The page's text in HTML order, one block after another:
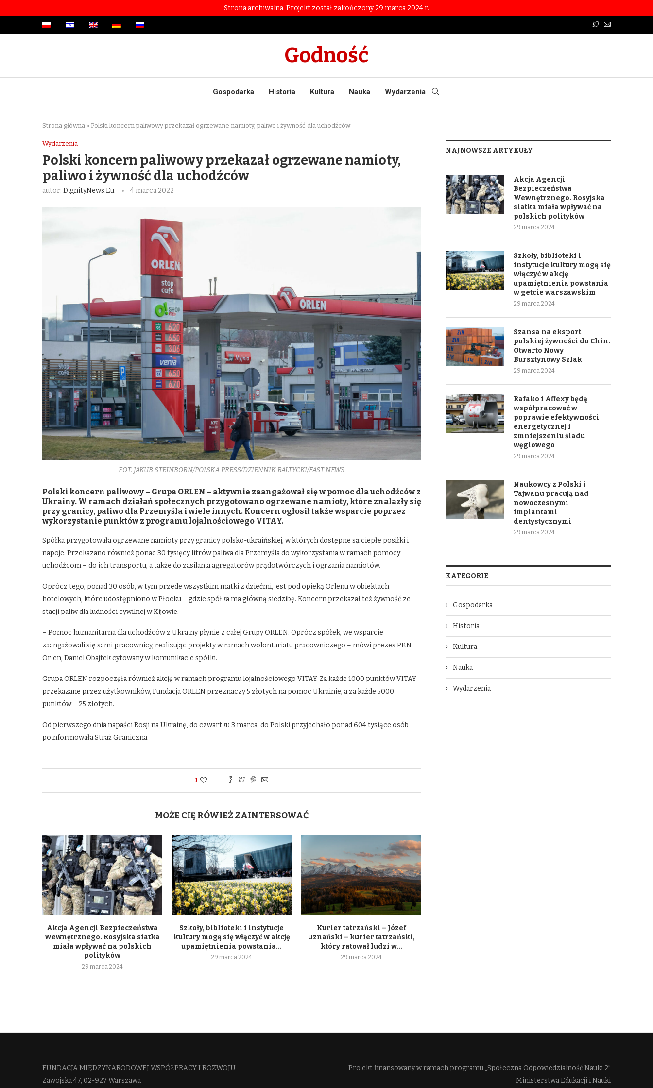
Strona archiwalna. Projekt został zakończony 29 marca 2024 r.
Godność
Gospodarka Historia Kultura Nauka Wydarzenia
Strona główna » Polski koncern paliwowy przekazał ogrzewane namioty, paliwo i żywność dla uchodźców
Wydarzenia
Polski koncern paliwowy przekazał ogrzewane namioty,
paliwo i żywność dla uchodźców
autor: DignityNews.eu 4 marca 2022
FOT. JAKUB STEINBORN/POLSKA PRESS/DZIENNIK BALTYCKI/EAST NEWS
Polski koncern paliwowy – Grupa ORLEN – aktywnie zaangażował się w pomoc dla uchodźców z
Ukrainy. W ramach działań społecznych przygotowano ogrzewane namioty, które znalazły się
przy granicy, paliwo dla Przemyśla i wiele innych. Koncern ogłosił także wsparcie poprzez
wykorzystanie punktów z programu lojalnościowego VITAY.
Spółka przygotowała ogrzewane namioty przy granicy polsko-ukraińskiej, w których dostępne są ciepłe posiłki i
napoje. Przekazano również ponad 30 tysięcy litrów paliwa dla Przemyśla do wykorzystania w ramach pomocy
uchodźcom – do ich transportu, a także do zasilania agregatorów prądotwórczych i ogrzania namiotów.
Oprócz tego, ponad 30 osób, w tym przede wszystkim matki z dziećmi, jest pod opieką Orlenu w obiektach
hotelowych, które udostępniono w Płocku – gdzie spółka ma główną siedzibę. Koncern przekazał też żywność ze
stacji paliw dla ludności cywilnej w Kijowie.
– Pomoc humanitarna dla uchodźców z Ukrainy płynie z całej Grupy ORLEN. Oprócz spółek, we wsparcie
zaangażowali się sami pracownicy, realizując projekty w ramach wolontariatu pracowniczego – mówi prezes PKN
Orlen, Daniel Obajtek cytowany w komunikacie spółki.
Grupa ORLEN rozpoczęła również akcję w ramach programu lojalnościowego VITAY. Za każde 1000 punktów VITAY
przekazane przez użytkowników, Fundacja ORLEN przeznaczy 5 złotych na pomoc Ukrainie, a za każde 5000
punktów – 25 złotych.
Od pierwszego dnia napaści Rosji na Ukrainę, do czwartku 3 marca, do Polski przyjechało ponad 604 tysiące osób –
poinformowała Straż Graniczna.
1
MOŻE CIĘ RÓWIEŻ ZAINTERSOWAĆ
Akcja Agencji Bezpieczeństwa
Wewnętrznego. Rosyjska siatka
miała wpływać na polskich
polityków
29 marca 2024
Szkoły, biblioteki i instytucje
kultury mogą się włączyć w akcję
upamiętnienia powstania...
29 marca 2024
Kurier tatrzański – Józef
Uznański – kurier tatrzański,
który ratował ludzi w...
29 marca 2024
NAJNOWSZE ARTYKUŁY
Akcja Agencji
Bezpieczeństwa
Wewnętrznego. Rosyjska
siatka miała wpływać na
polskich polityków
29 marca 2024
Szkoły, biblioteki i
instytucje kultury mogą się
włączyć w akcję
upamiętnienia powstania
w getcie warszawskim
29 marca 2024
Szansa na eksport
polskiej żywności do Chin.
Otwarto Nowy
Bursztynowy Szlak
29 marca 2024
Rafako i Affexy będą
współpracować w
poprawie efektywności
energetycznej i
zmniejszeniu śladu
węglowego
29 marca 2024
Naukowcy z Polski i
Tajwanu pracują nad
nowoczesnymi
implantami
dentystycznymi
29 marca 2024
KATEGORIE
Gospodarka
Historia
Kultura
Nauka
Wydarzenia
FUNDACJA MIĘDZYNARODOWEJ WSPÓŁPRACY I ROZWOJU​
Zawojska 47, 02-927 Warszawa
Projekt finansowany w ramach programu „Społeczna Odpowiedzialność Nauki 2”
Ministerstwa Edukacji i Nauki